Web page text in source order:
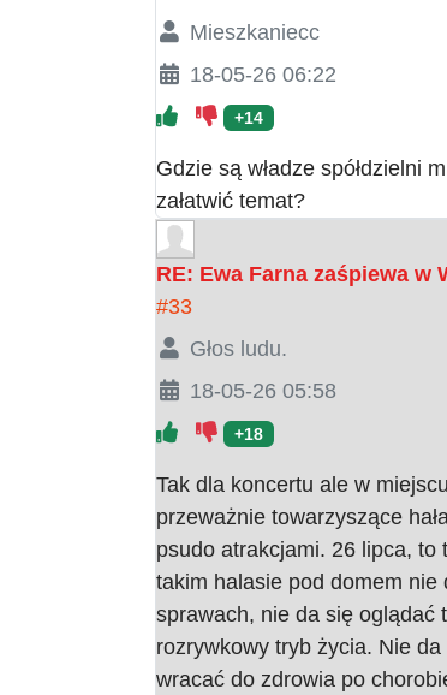
Mieszkaniecc
18-05-26 06:22
+14
Gdzie są władze spółdzielni
załatwić temat?
RE: Ewa Farna zaśpiewa w
#33
Głos ludu.
18-05-26 05:58
+18
Tak dla koncertu ale w
przeważnie towarzyszące
psudo atrakcjami. 26 lipca,
takim halasie pod domem
sprawach, nie da się oglądać
rozrywkowy tryb życia. Nie
wracać do zdrowia po